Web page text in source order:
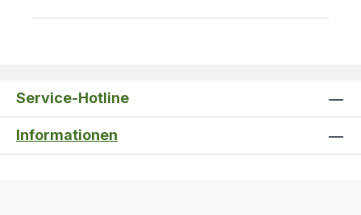
Service-Hotline
Informationen